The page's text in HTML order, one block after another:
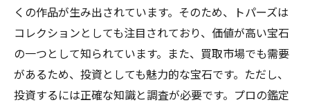
くの作品が生み出されています。そのため、トパーズは
コレクションとしても注目されており、価値が高い宝石
の一つとして知られています。また、買取市場でも需要
があるため、投資としても魅力的な宝石です。ただし、
投資するには正確な知識と調査が必要です。プロの鑑定